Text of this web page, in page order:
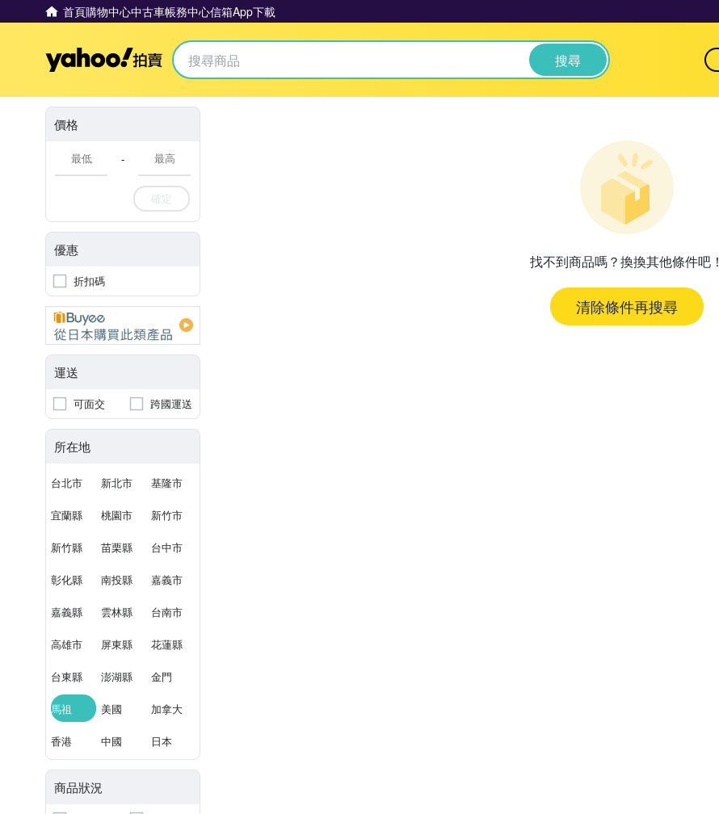
首頁購物中心中古車帳務中心信箱App下載
Yahoo拍賣 搜尋
價格
-
確定
優惠
折扣碼
運送
可面交 跨國運送
所在地
台北市 新北市 基隆市
宜蘭縣 桃園市 新竹市
新竹縣 苗栗縣 台中市
彰化縣 南投縣 嘉義市
嘉義縣 雲林縣 台南市
高雄市 屏東縣 花蓮縣
台東縣 澎湖縣 金門
馬祖 美國 加拿大
香港 中國 日本
商品狀況
找不到商品嗎？換換其他條件吧！
清除條件再搜尋